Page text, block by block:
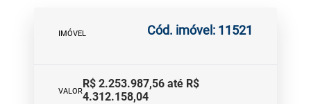
IMÓVEL Cód. imóvel: 11521
VALOR
R$ 2.253.987,56 até R$
4.312.158,04